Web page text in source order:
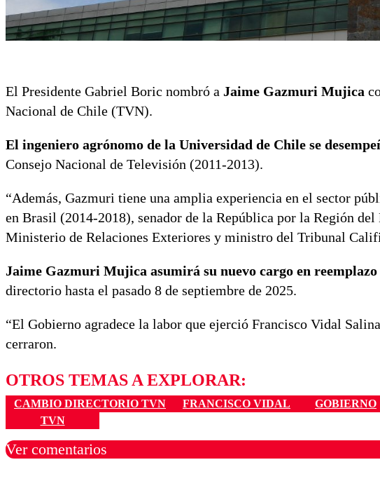
El Presidente Gabriel Boric nombró a Jaime Gazmuri Mujica
Nacional de Chile (TVN).
El ingeniero agrónomo de la Universidad de Chile se
Consejo Nacional de Televisión (2011-2013).
“Además, Gazmuri tiene una amplia experiencia en el sector
en Brasil (2014-2018), senador de la República por la Región
Ministerio de Relaciones Exteriores y ministro del Tribunal
Jaime Gazmuri Mujica asumirá su nuevo cargo en
directorio hasta el pasado 8 de septiembre de 2025.
“El Gobierno agradece la labor que ejerció Francisco Vidal
cerraron.
OTROS TEMAS A EXPLORAR:
CAMBIO DIRECTORIO TVN FRANCISCO VIDAL GOBIERNO
TVN
Ver comentarios